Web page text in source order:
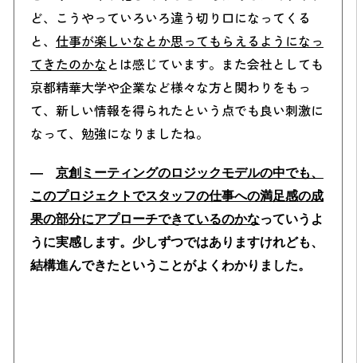
ど、こうやっていろいろ違う切り口になってくる
と、 仕事が楽しいなとか思ってもらえるようになっ
てきたのかな とは感じています。また会社としても
京都精華大学や企業など様々な方と関わりをもっ
て、新しい情報を得られたという点でも良い刺激に
なって、勉強になりましたね。
― 京創ミーティングのロジックモデルの中でも、
このプロジェクトでスタッフの仕事への満足感の成
果の部分にアプローチできているのかなっていうよ
うに実感します。少しずつではありますけれども、
結構進んできたということがよくわかりました。